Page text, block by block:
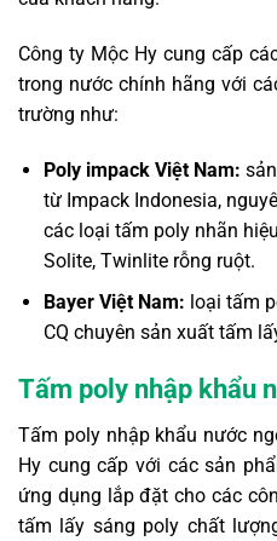
Công ty Mộc Hy cung cấp
trong nước chính hãng với
trường như:
Poly impack Việt Nam:
từ Impack Indonesia,
các loại tấm poly nhãn
Solite, Twinlite rỗng ruột.
Bayer Việt Nam: loại tấm
CQ chuyên sản xuất tấm
Tấm poly nhập khẩu
Tấm poly nhập khẩu nước
Hy cung cấp với các sản
ứng dụng lắp đặt cho các
tấm lấy sáng poly chất